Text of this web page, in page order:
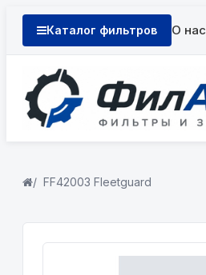
Каталог фильтров О нас
FF42003 Fleetguard